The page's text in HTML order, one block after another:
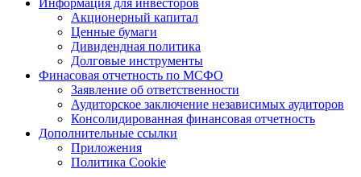
Акционерный капитал
Ценные бумаги
Дивидендная политика
Долговые инструменты
Финасовая отчетность по МСФО
Заявление об ответственности
Аудиторское заключение независимых аудиторов
Консолидированная финансовая отчетность
Дополнительные ссылки
Приложения
Политика Cookie